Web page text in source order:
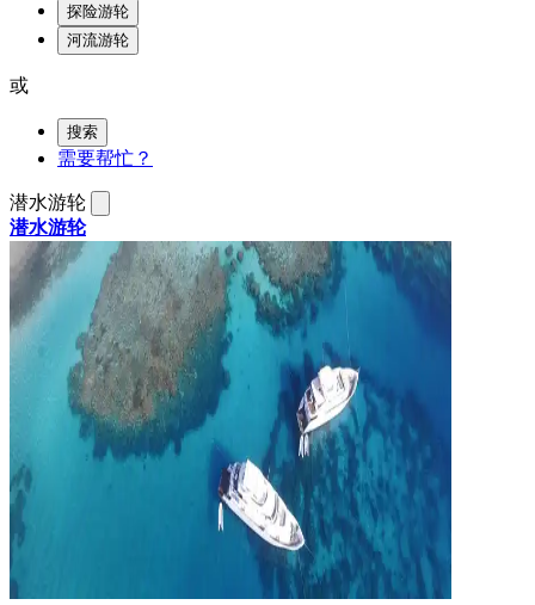
探险游轮
河流游轮
或
搜索
需要帮忙？
潜水游轮
潜水游轮